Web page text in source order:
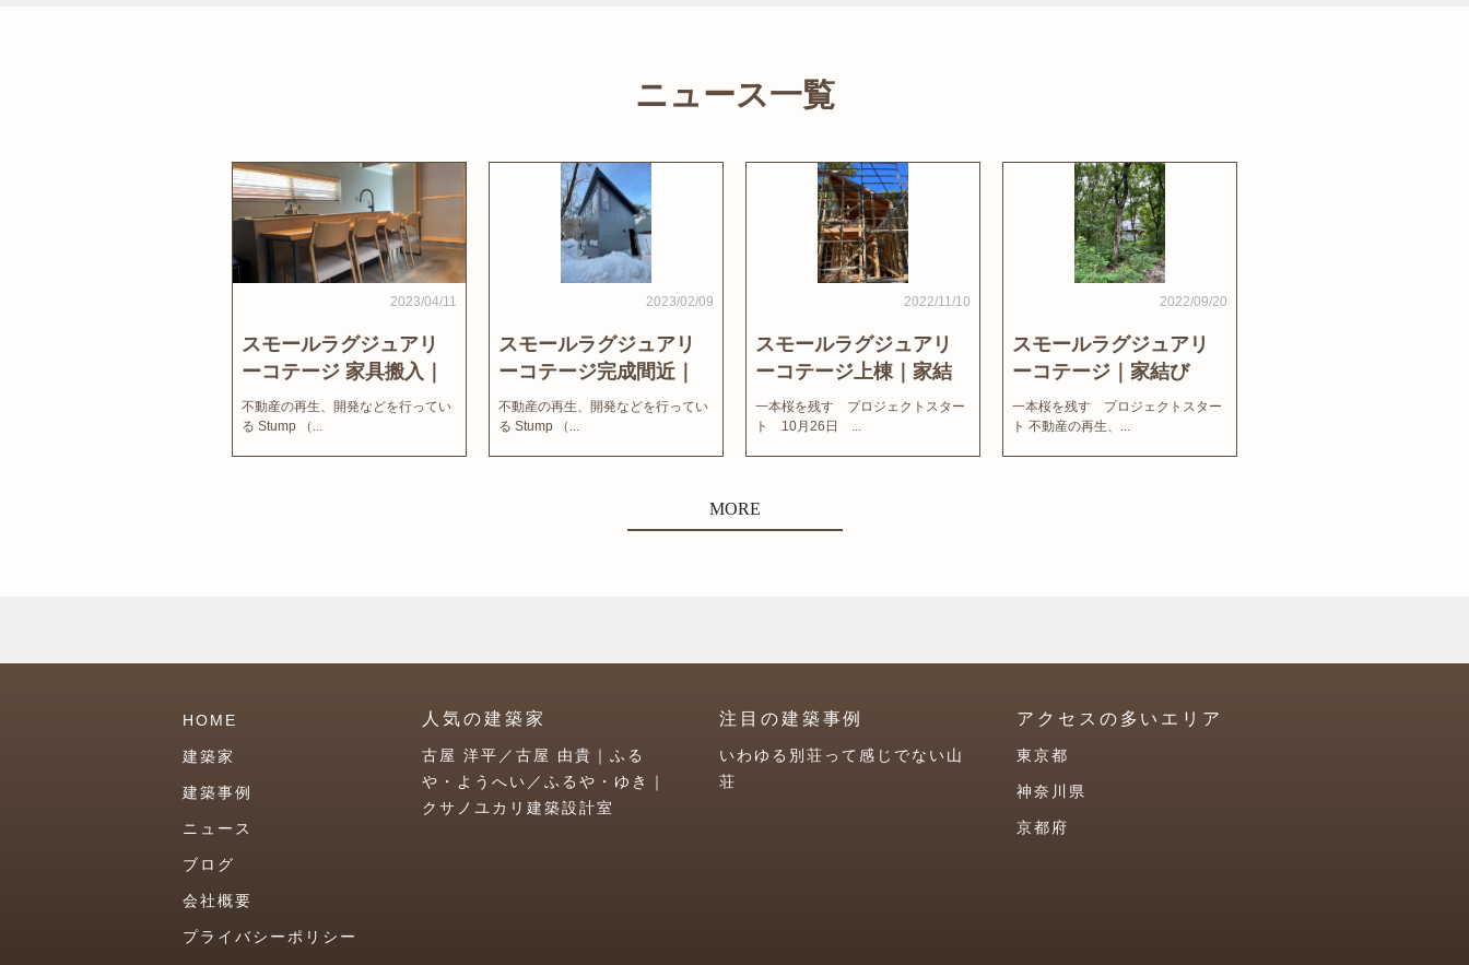
ニュース一覧
2023/04/11
スモールラグジュアリ
ーコテージ 家具搬入｜
家結びNews
不動産の再生、開発などを行ってい
る Stump （...
2023/02/09
スモールラグジュアリ
ーコテージ完成間近｜
家結びNews
不動産の再生、開発などを行ってい
る Stump （...
2022/11/10
スモールラグジュアリ
ーコテージ上棟｜家結
びNews
一本桜を残す プロジェクトスター
ト 10月26日 ...
2022/09/20
スモールラグジュアリ
ーコテージ｜家結び
News
一本桜を残す プロジェクトスター
ト 不動産の再生、...
MORE
HOME
建築家
建築事例
ニュース
ブログ
会社概要
プライバシーポリシー
人気の建築家
古屋 洋平／古屋 由貴｜ふる
や・ようへい／ふるや・ゆき｜
クサノユカリ建築設計室
注目の建築事例
いわゆる別荘って感じでない山
荘
アクセスの多いエリア
東京都
神奈川県
京都府